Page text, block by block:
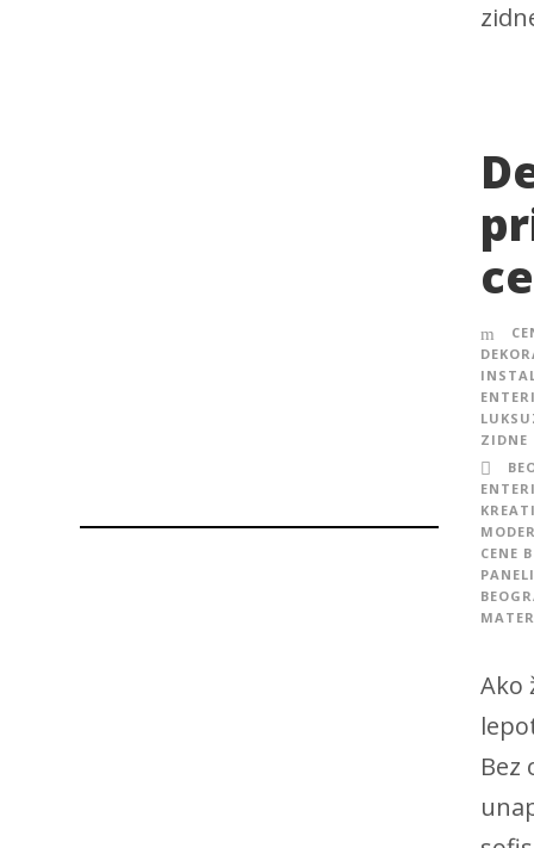
ZIDNE
CENE
Ako
Bez